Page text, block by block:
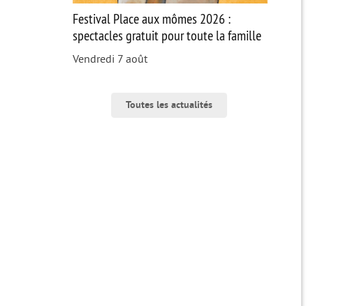
Festival Place aux mômes 2026 :
spectacles gratuit pour toute la famille
Vendredi 7 août
Toutes les actualités